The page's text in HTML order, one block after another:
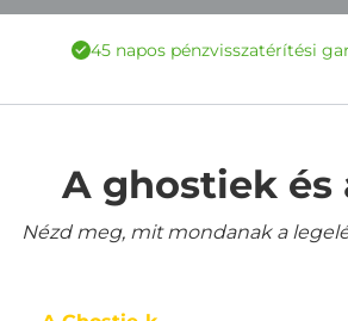
45 napos pénzvisszatérítési
A ghostiek és
Nézd meg, mit mondanak a